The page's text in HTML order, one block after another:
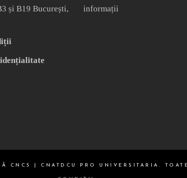
și B19 București,
informații
CNCS | CNATDCU PRO UNIVERSITARIA.